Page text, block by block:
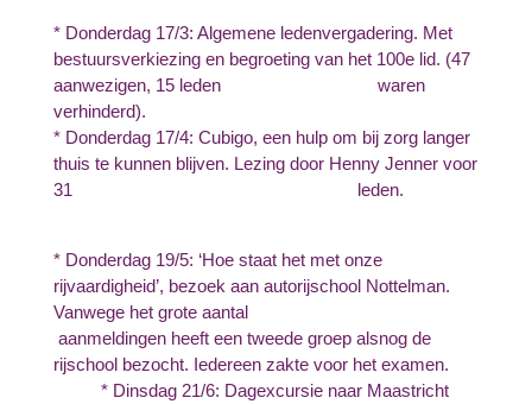
* Donderdag 17/3: Algemene ledenvergadering. Met
bestuursverkiezing en begroeting van het 100e lid. (47
aanwezigen, 15 leden waren
verhinderd).
* Donderdag 17/4: Cubigo, een hulp om bij zorg langer
thuis te kunnen blijven. Lezing door Henny Jenner voor
31 leden.
* Donderdag 19/5: ‘Hoe staat het met onze
rijvaardigheid’, bezoek aan autorijschool Nottelman.
Vanwege het grote aantal
aanmeldingen heeft een tweede groep alsnog de
rijschool bezocht. Iedereen zakte voor het examen.
* Dinsdag 21/6: Dagexcursie naar Maastricht